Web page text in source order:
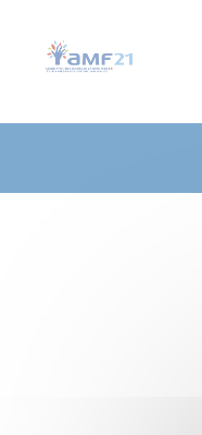
d'accès
rapide
menu
d'accès
rapide
contenu
d'accès
rapide
la
d'accès
rapide
pied